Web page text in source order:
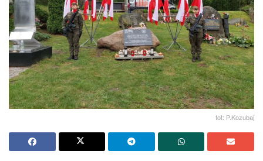
fot: P.Kozubaj